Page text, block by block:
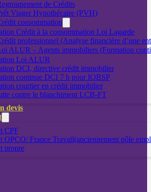
de Crédits
Viager Hypothécaire (PVH)
consommation
Crédit à la consommation Loi Lagarde
professionnel (Analyse financière d’une
ALUR – Agents immobiliers (Formation
Loi ALUR
DCI, directive crédit immobilier
continue DCI 7 h pour IOBSP
courtier en crédit immobilier
contre le blanchiment LCB-FT
devis
CPF
OPCO/ France Travail(anciennement pôle
propre